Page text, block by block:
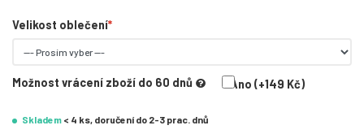
Velikost oblečení
Možnost vrácení zboží do 60 dnů Ano (+149 Kč)
Skladem < 4 ks, doručení do 2-3 prac. dnů